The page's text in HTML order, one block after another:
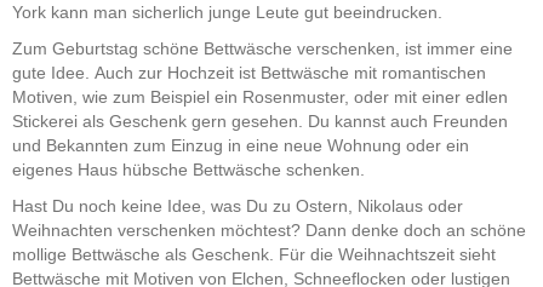
York kann man sicherlich junge Leute gut beeindrucken.
Zum Geburtstag schöne Bettwäsche verschenken, ist immer eine
gute Idee. Auch zur Hochzeit ist Bettwäsche mit romantischen
Motiven, wie zum Beispiel ein Rosenmuster, oder mit einer edlen
Stickerei als Geschenk gern gesehen. Du kannst auch Freunden
und Bekannten zum Einzug in eine neue Wohnung oder ein
eigenes Haus hübsche Bettwäsche schenken.
Hast Du noch keine Idee, was Du zu Ostern, Nikolaus oder
Weihnachten verschenken möchtest? Dann denke doch an schöne
mollige Bettwäsche als Geschenk. Für die Weihnachtszeit sieht
Bettwäsche mit Motiven von Elchen, Schneeflocken oder lustigen